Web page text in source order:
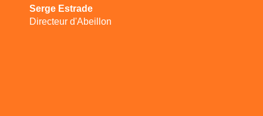
Serge Estrade
Directeur d'Abeillon